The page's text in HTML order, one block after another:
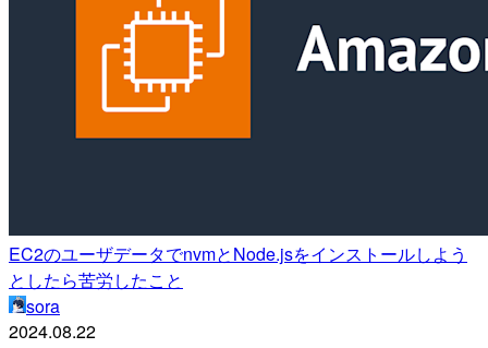
EC2のユーザデータでnvmとNode.jsをインストールしよう
としたら苦労したこと
sora
2024.08.22